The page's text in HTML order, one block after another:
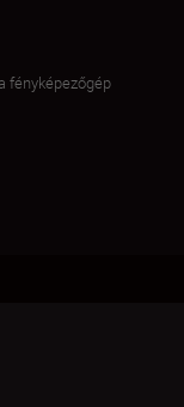
fényképezőgép